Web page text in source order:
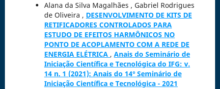
Alana da Silva Magalhães , Gabriel Rodrigues
de Oliveira , DESENVOLVIMENTO DE KITS DE
RETIFICADORES CONTROLADOS PARA
ESTUDO DE EFEITOS HARMÔNICOS NO
PONTO DE ACOPLAMENTO COM A REDE DE
ENERGIA ELÉTRICA , Anais do Seminário de
Iniciação Científica e Tecnológica do IFG: v.
14 n. 1 (2021): Anais do 14º Seminário de
Iniciação Científica e Tecnológica - 2021